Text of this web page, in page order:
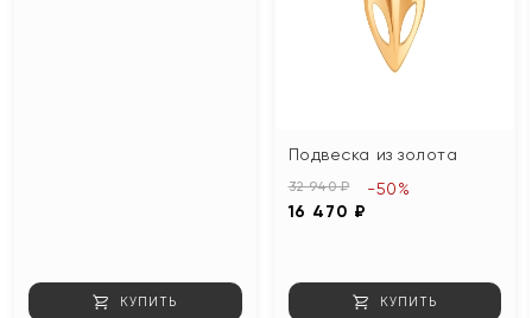
КУПИТЬ
Подвеска из золота
32 940 ₽
16 470 ₽
-50%
КУПИТЬ